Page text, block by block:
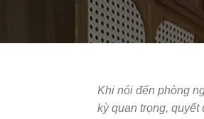
Khi nói đến phòng
kỳ quan trọng,